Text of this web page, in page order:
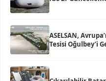
ASELSAN,
Tesisi Oğulbey’i